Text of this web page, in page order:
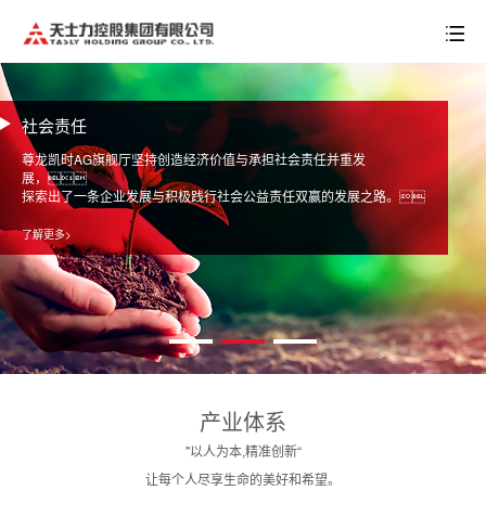
社会责任
尊龙凯时AG旗舰厅坚持创造经济价值与承担社会责任并重发
展，
探索出了一条企业发展与积极践行社会公益责任双赢的发展之路。
了解更多>
产业体系
"以人为本,精准创新“
让每个人尽享生命的美好和希望。